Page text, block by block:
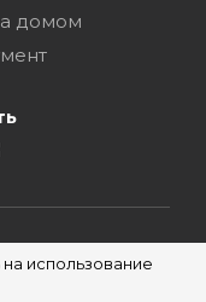
домом
использование